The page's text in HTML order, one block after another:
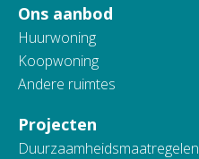
Ons aanbod
Huurwoning
Koopwoning
Andere ruimtes
Projecten
Duurzaamheidsmaatregelen